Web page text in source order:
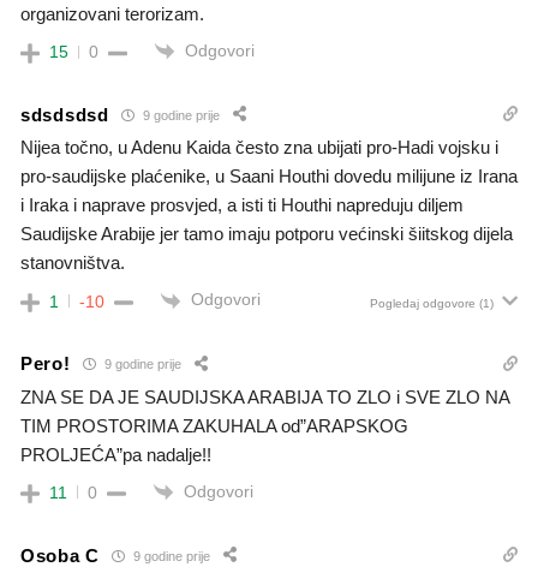
organizovani terorizam.
15 0 Odgovori
sdsdsdsd 9 godine prije
Nijea točno, u Adenu Kaida često zna ubijati pro-Hadi vojsku i
pro-saudijske plaćenike, u Saani Houthi dovedu milijune iz Irana
i Iraka i naprave prosvjed, a isti ti Houthi napreduju diljem
Saudijske Arabije jer tamo imaju potporu većinski šiitskog dijela
stanovništva.
1 -10 Odgovori Pogledaj odgovore (1)
Pero! 9 godine prije
ZNA SE DA JE SAUDIJSKA ARABIJA TO ZLO i SVE ZLO NA
TIM PROSTORIMA ZAKUHALA od”ARAPSKOG
PROLJEĆA”pa nadalje!!
11 0 Odgovori
Osoba C 9 godine prije